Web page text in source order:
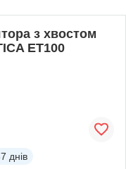
з хвостом
ET100
днів